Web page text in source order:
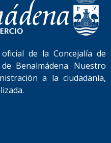
de la Concejalía de
Benalmádena. Nuestro
a la ciudadanía,